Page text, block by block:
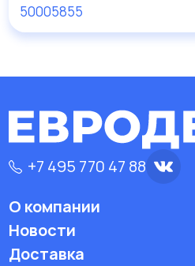
50005855
+7 495 770 47 88
О компании
Новости
Доставка